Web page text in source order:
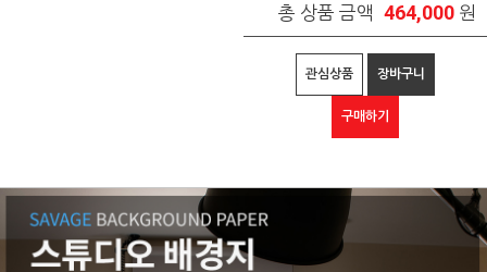
총 상품 금액 464,000 원
관심상품 장바구니
구매하기